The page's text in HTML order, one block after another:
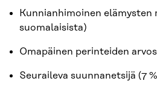
Kunnianhimoinen elämysten
suomalaisista)
Omapäinen perinteiden
Seuraileva suunnanetsijä (7